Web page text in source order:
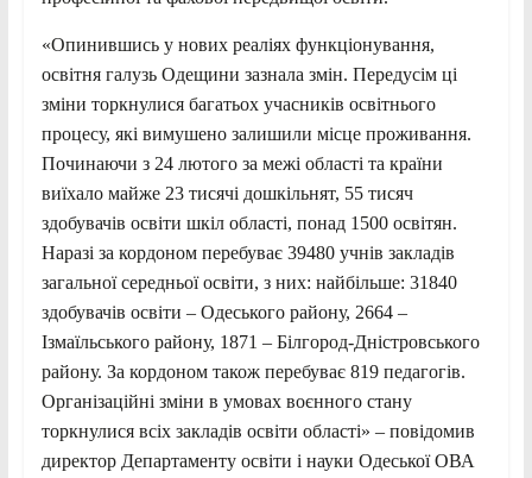
«Опинившись у нових реаліях функціонування,
освітня галузь Одещини зазнала змін. Передусім ці
зміни торкнулися багатьох учасників освітнього
процесу, які вимушено залишили місце проживання.
Починаючи з 24 лютого за межі області та країни
виїхало майже 23 тисячі дошкільнят, 55 тисяч
здобувачів освіти шкіл області, понад 1500 освітян.
Наразі за кордоном перебуває 39480 учнів закладів
загальної середньої освіти, з них: найбільше: 31840
здобувачів освіти – Одеського району, 2664 –
Ізмаїльського району, 1871 – Білгород-Дністровського
району. За кордоном також перебуває 819 педагогів.
Організаційні зміни в умовах воєнного стану
торкнулися всіх закладів освіти області» – повідомив
директор Департаменту освіти і науки Одеської ОВА